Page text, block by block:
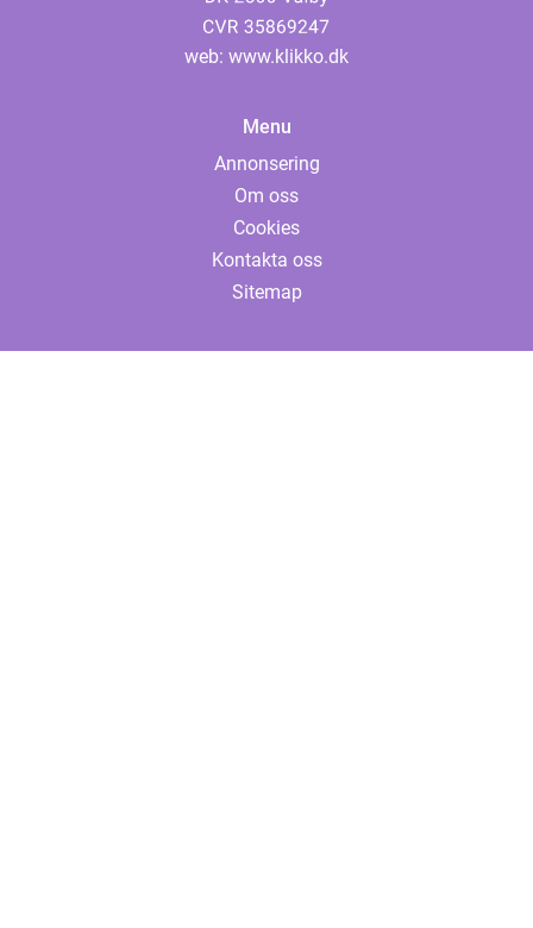
web: www.klikko.dk
Menu
Annonsering
Om oss
Cookies
Kontakta oss
Sitemap